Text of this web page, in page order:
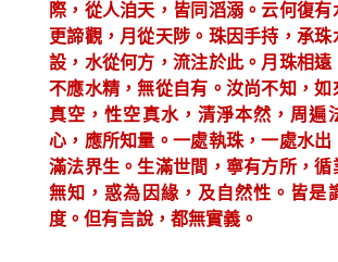
際，從人洎天，皆同滔溺。云何復
更諦觀，月從天陟。珠因手持，承珠
設，水從何方，流注於此。月珠相遠
不應水精，無從自有。汝尚不知，如
真空，性空真水，清淨本然，周遍
心，應所知量。一處執珠，一處水出
滿法界生。生滿世間，寧有方所，循
無知，惑為因緣，及自然性。皆是
度。但有言說，都無實義。